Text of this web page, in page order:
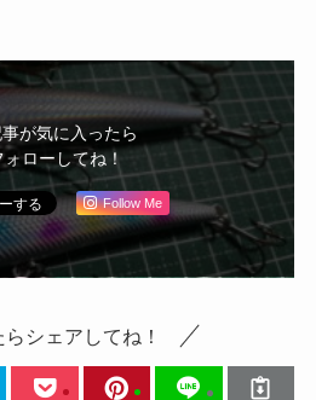
が気に入ったら
ローしてね！
Follow Me
シェアしてね！